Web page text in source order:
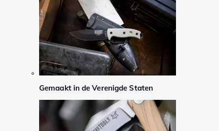
Gemaakt in de Verenigde Staten